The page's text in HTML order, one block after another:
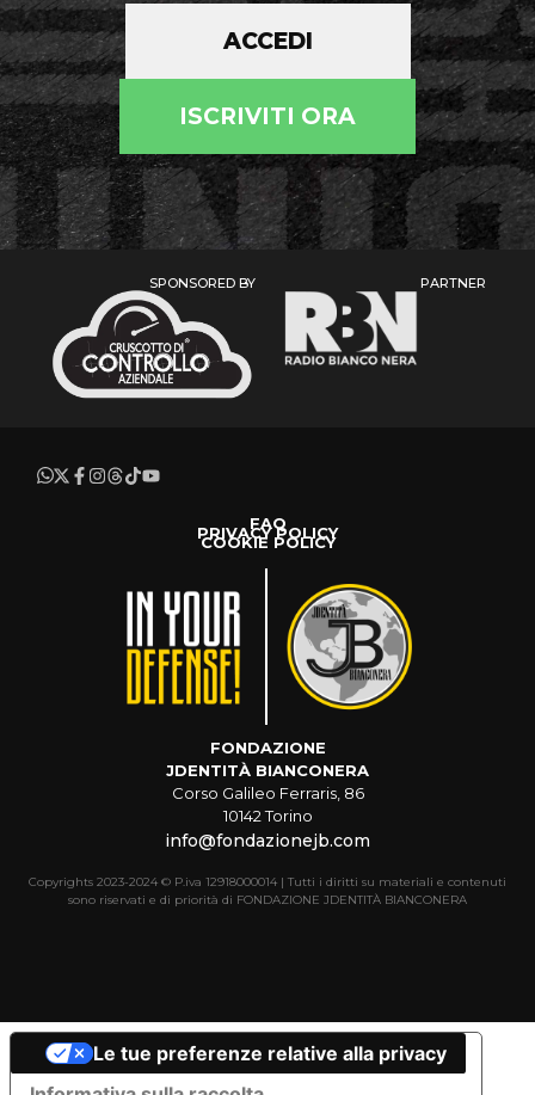
ACCEDI
ISCRIVITI ORA
SPONSORED BY PARTNER
FAQ
PRIVACY POLICY
COOKIE POLICY
FONDAZIONE
JDENTITÀ BIANCONERA
Corso Galileo Ferraris, 86
10142 Torino
info@fondazionejb.com
Copyrights 2023-2024 © P.iva 12918000014 | Tutti i diritti su materiali e contenuti
sono riservati e di priorità di FONDAZIONE JDENTITÀ BIANCONERA
Le tue preferenze relative alla privacy